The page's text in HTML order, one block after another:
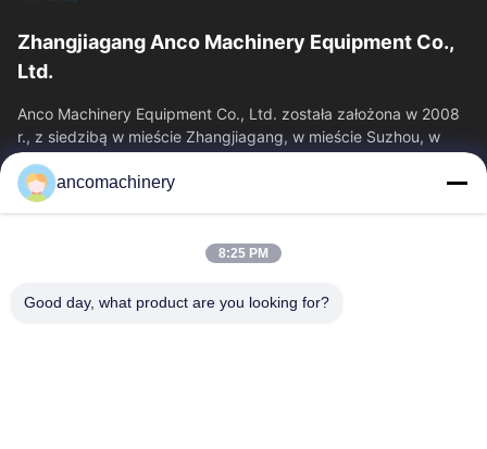
Zhangjiagang Anco Machinery Equipment Co.,
Ltd.
Anco Machinery Equipment Co., Ltd. została założona w 2008
r., z siedzibą w mieście Zhangjiagang, w mieście Suzhou, w
prowincji Jiangsu.
Szybkie Linki
O Nas
Wycieczka Po Fabryce
Kontrola Jakości
ancomachinery
8:25 PM
Good day, what product are you looking for?